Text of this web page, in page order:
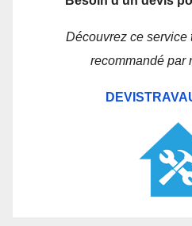
Découvrez ce service
recommandé par